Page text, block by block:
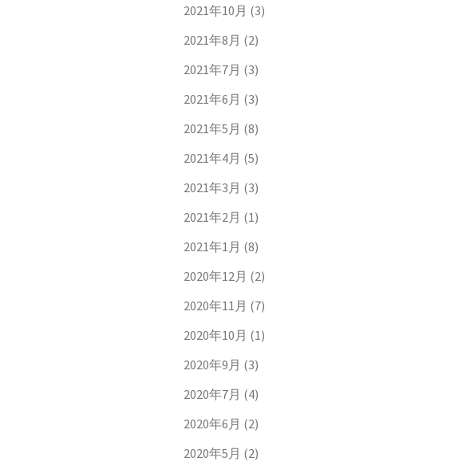
2021年10月 (3)
2021年8月 (2)
2021年7月 (3)
2021年6月 (3)
2021年5月 (8)
2021年4月 (5)
2021年3月 (3)
2021年2月 (1)
2021年1月 (8)
2020年12月 (2)
2020年11月 (7)
2020年10月 (1)
2020年9月 (3)
2020年7月 (4)
2020年6月 (2)
2020年5月 (2)